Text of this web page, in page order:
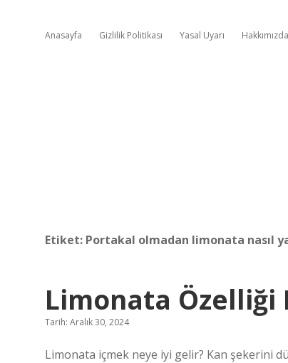
Anasayfa Gizlilik Politikası Yasal Uyarı Hakkımızda
Etiket: Portakal olmadan limonata nasıl
Limonata Özelliği
Tarih: Aralık 30, 2024
Limonata içmek neye iyi gelir? Kan şekerini